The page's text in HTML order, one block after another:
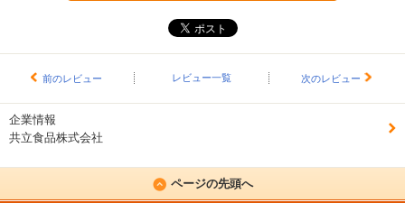
前のレビュー レビュー一覧 次のレビュー
企業情報
共立食品株式会社
ページの先頭へ